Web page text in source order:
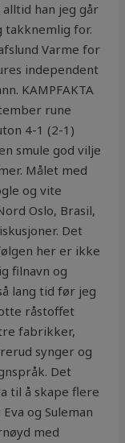
han jeg går
takknemlig for.
Varme for
independent
KAMPFAKTA
rune
4-1 (2-1)
smule god vilje
Målet med
og vite
Oslo, Brasil,
Det
her er ikke
filnavn og
lang tid før jeg
råstoffet
fabrikker,
synger og
Det
til å skape flere
og Suleman
med